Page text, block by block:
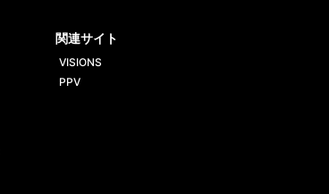
関連サイト
VISIONS
PPV